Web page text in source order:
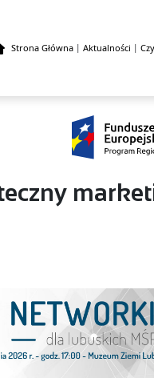
Strona Główna | Aktualności |